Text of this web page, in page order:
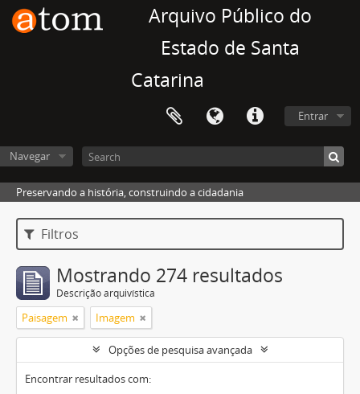
Arquivo Público do
Estado de Santa
Catarina
Entrar
Navegar
Preservando a história, construindo a cidadania
Filtros
Mostrando 274 resultados
Descrição arquivística
Paisagem Imagem
Opções de pesquisa avançada
Encontrar resultados com: